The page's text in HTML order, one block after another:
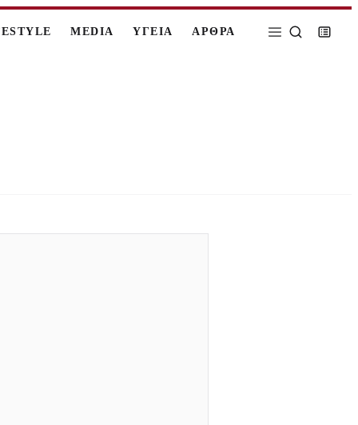
MEDIA ΥΓΕΙΑ ΑΡΘΡΑ